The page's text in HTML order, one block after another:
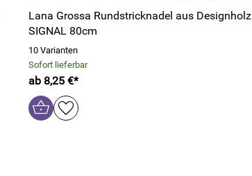
Lana Grossa Rundstricknadel aus Designholz
SIGNAL 80cm
10 Varianten
Sofort lieferbar
ab 8,25 €*